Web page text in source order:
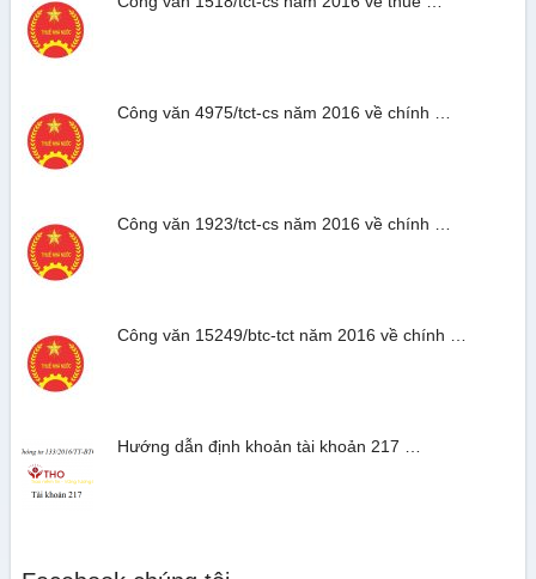
Công văn 4975/tct-cs năm 2016 về chính …
Công văn 1923/tct-cs năm 2016 về chính …
Công văn 15249/btc-tct năm 2016 về chính …
Hướng dẫn định khoản tài khoản 217 …